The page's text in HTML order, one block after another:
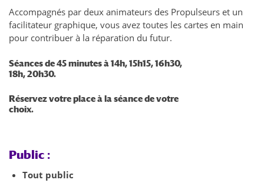
Accompagnés par deux animateurs des Propulseurs et un
facilitateur graphique, vous avez toutes les cartes en main
pour contribuer à la réparation du futur.
Séances de 45 minutes à 14h, 15h15, 16h30,
18h, 20h30.
Réservez votre place à la séance de votre
choix.
Public :
Tout public